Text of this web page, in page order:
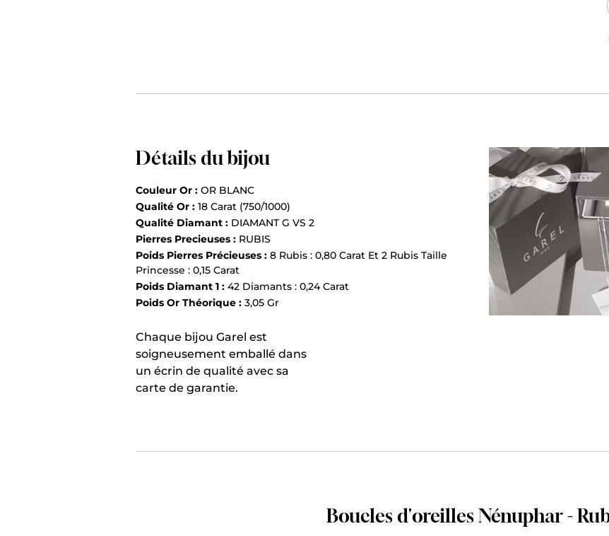
Détails du bijou
Couleur Or : OR BLANC
Qualité Or : 18 Carat (750/1000)
Qualité Diamant : DIAMANT G VS 2
Pierres Precieuses : RUBIS
Poids Pierres Précieuses : 8 Rubis : 0,80 Carat Et 2 Rubis Taille
Princesse : 0,15 Carat
Poids Diamant 1 : 42 Diamants : 0,24 Carat
Poids Or Théorique : 3,05 Gr
Chaque bijou Garel est
soigneusement emballé dans
un écrin de qualité avec sa
carte de garantie.
Boucles d'oreilles Nénuphar -